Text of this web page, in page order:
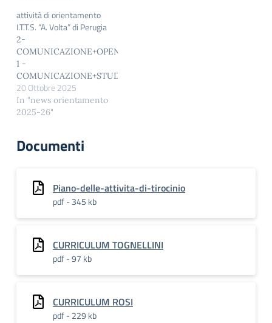
attività di orientamento
I.T.T.S. “A. Volta” di Perugia
2-
COMUNICAZIONE+OPEN+DAY
1 -
COMUNICAZIONE+STUDENTE+PER+UN+GIORNO
20 Ottobre 2025
In "news orientamento
2025-26"
Documenti
Piano-delle-attivita-di-tirocinio
pdf - 345 kb
CURRICULUM TOGNELLINI
pdf - 97 kb
CURRICULUM ROSI
pdf - 229 kb